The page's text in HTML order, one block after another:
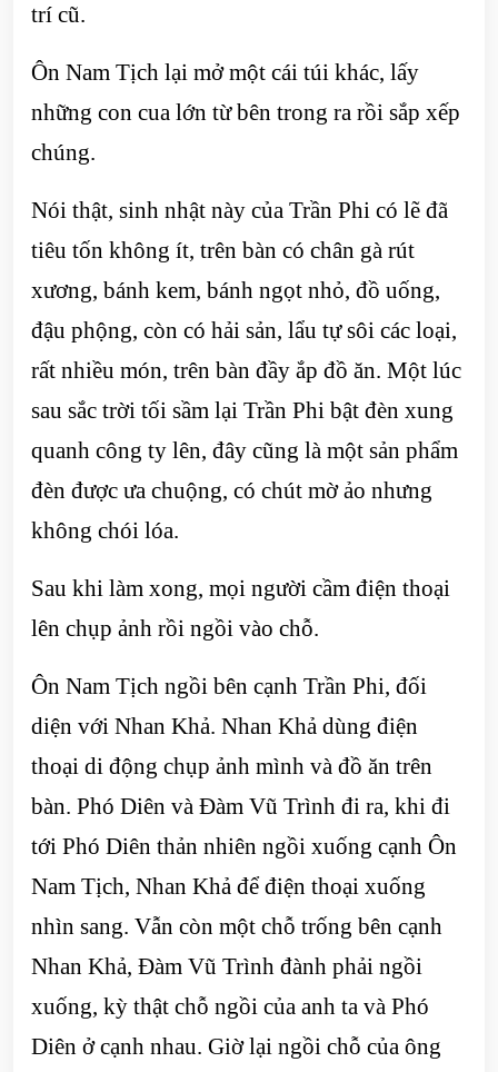
trí cũ.
Ôn Nam Tịch lại mở một cái túi khác, lấy
những con cua lớn từ bên trong ra rồi sắp xếp
chúng.
Nói thật, sinh nhật này của Trần Phi có lẽ đã
tiêu tốn không ít, trên bàn có chân gà rút
xương, bánh kem, bánh ngọt nhỏ, đồ uống,
đậu phộng, còn có hải sản, lẩu tự sôi các loại,
rất nhiều món, trên bàn đầy ắp đồ ăn. Một lúc
sau sắc trời tối sầm lại Trần Phi bật đèn xung
quanh công ty lên, đây cũng là một sản phẩm
đèn được ưa chuộng, có chút mờ ảo nhưng
không chói lóa.
Sau khi làm xong, mọi người cầm điện thoại
lên chụp ảnh rồi ngồi vào chỗ.
Ôn Nam Tịch ngồi bên cạnh Trần Phi, đối
diện với Nhan Khả. Nhan Khả dùng điện
thoại di động chụp ảnh mình và đồ ăn trên
bàn. Phó Diên và Đàm Vũ Trình đi ra, khi đi
tới Phó Diên thản nhiên ngồi xuống cạnh Ôn
Nam Tịch, Nhan Khả để điện thoại xuống
nhìn sang. Vẫn còn một chỗ trống bên cạnh
Nhan Khả, Đàm Vũ Trình đành phải ngồi
xuống, kỳ thật chỗ ngồi của anh ta và Phó
Diên ở cạnh nhau. Giờ lại ngồi chỗ của ông